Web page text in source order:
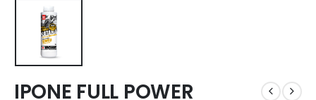
IPONE FULL POWER